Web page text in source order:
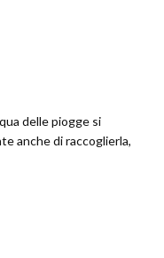
delle piogge si
anche di raccoglierla,